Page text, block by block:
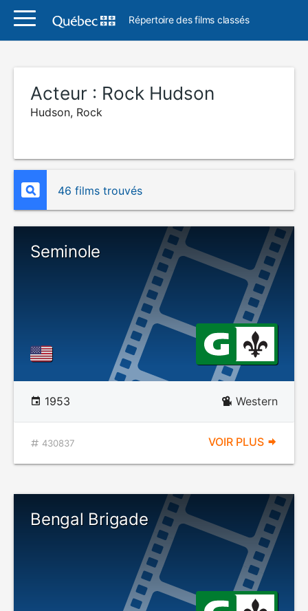
Répertoire des films classés
Acteur : Rock Hudson
Hudson, Rock
46 films trouvés
Seminole
1953 Western
430837 VOIR PLUS
Bengal Brigade